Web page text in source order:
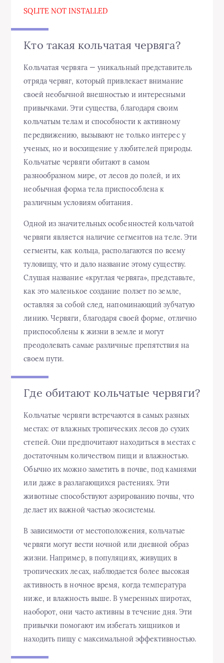
SQLITE NOT INSTALLED
Кто такая кольчатая червяга?
Кольчатая червяга — уникальный представитель
отряда червяг, который привлекает внимание
своей необычной внешностью и интересными
привычками. Эти существа, благодаря своим
кольчатым телам и способности к активному
передвижению, вызывают не только интерес у
ученых, но и восхищение у любителей природы.
Кольчатые червяги обитают в самом
разнообразном мире, от лесов до полей, и их
необычная форма тела приспособлена к
различным условиям обитания.
Одной из значительных особенностей кольчатой
червяги является наличие сегментов на теле. Эти
сегменты, как кольца, располагаются по всему
туловищу, что и дало название этому существу.
Слушая название «круглая червяга», представьте,
как это маленькое создание ползет по земле,
оставляя за собой след, напоминающий зубчатую
линию. Червяги, благодаря своей форме, отлично
приспособлены к жизни в земле и могут
преодолевать самые различные препятствия на
своем пути.
Где обитают кольчатые червяги?
Кольчатые червяги встречаются в самых разных
местах: от влажных тропических лесов до сухих
степей. Они предпочитают находиться в местах с
достаточным количеством пищи и влажностью.
Обычно их можно заметить в почве, под камнями
или даже в разлагающихся растениях. Эти
животные способствуют аэрированию почвы, что
делает их важной частью экосистемы.
В зависимости от местоположения, кольчатые
червяги могут вести ночной или дневной образ
жизни. Например, в популяциях, живущих в
тропических лесах, наблюдается более высокая
активность в ночное время, когда температура
ниже, и влажность выше. В умеренных широтах,
наоборот, они часто активны в течение дня. Эти
привычки помогают им избегать хищников и
находить пищу с максимальной эффективностью.